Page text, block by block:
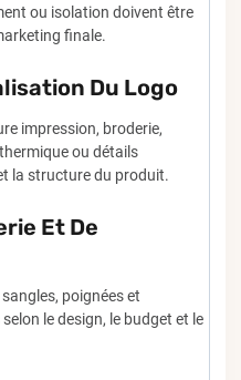
ou isolation doivent être
finale.
Du Logo
impression, broderie,
ou détails
la structure du produit.
Et De
poignées et
le design, le budget et le